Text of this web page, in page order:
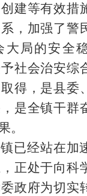
建等有效措
， 加强了警
大局的安全
社会治安综
得，是县委
是全镇干群
。
已经站在加
正处于向科
政府为切实